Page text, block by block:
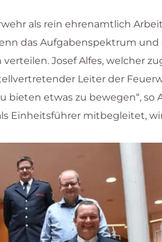
als rein ehrenamtlich
das Aufgabenspektrum
Josef Alfes, welcher
Leiter der
etwas zu bewegen“, so
Einheitsführer mitbegleitet,